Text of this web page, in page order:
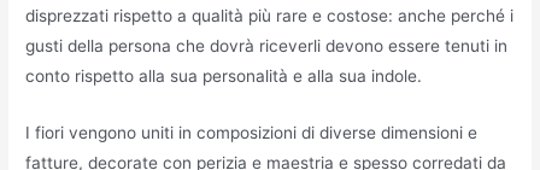
disprezzati rispetto a qualità più rare e costose: anche perché i
gusti della persona che dovrà riceverli devono essere tenuti in
conto rispetto alla sua personalità e alla sua indole.
I fiori vengono uniti in composizioni di diverse dimensioni e
fatture, decorate con perizia e maestria e spesso corredati da